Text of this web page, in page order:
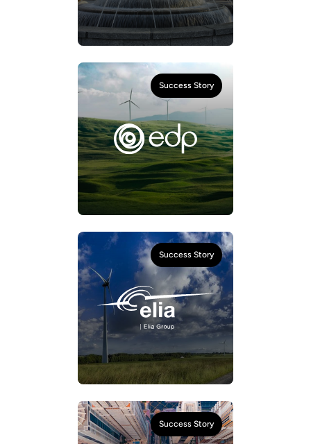
Success Story
Success Story
Success Story